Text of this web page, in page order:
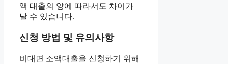
액 대출의 양에 따라서도 차이가
날 수 있습니다.
신청 방법 및 유의사항
비대면 소액대출을 신청하기 위해